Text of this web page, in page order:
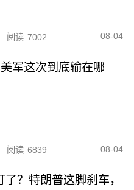
阅读 7002 08-04
军这次到底输在哪
阅读 6839 08-04
了？特朗普这脚刹车，